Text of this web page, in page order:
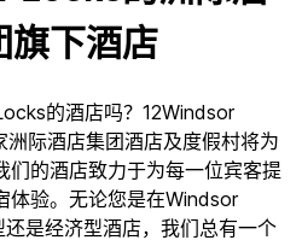
旗下酒店
的酒店吗？12Windsor
际酒店集团酒店及度假村将为
们的酒店致力于为每一位宾客提
体验。无论您是在Windsor
是经济型酒店，我们总有一个